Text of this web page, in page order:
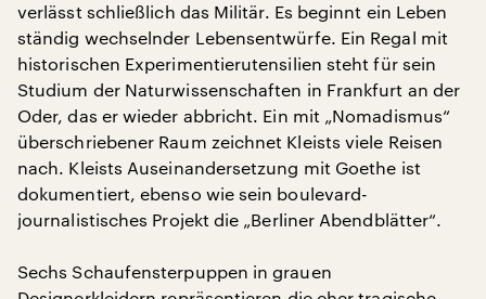
verlässt schließlich das Militär. Es beginnt ein Leben
ständig wechselnder Lebensentwürfe. Ein Regal mit
historischen Experimentierutensilien steht für sein
Studium der Naturwissenschaften in Frankfurt an der
Oder, das er wieder abbricht. Ein mit „Nomadismus“
überschriebener Raum zeichnet Kleists viele Reisen
nach. Kleists Auseinandersetzung mit Goethe ist
dokumentiert, ebenso wie sein boulevard-
journalistisches Projekt die „Berliner Abendblätter“.
Sechs Schaufensterpuppen in grauen